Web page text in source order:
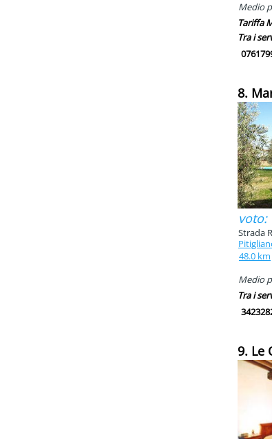
Medio
Tariffa
Tra i
8.
voto:
Strada
48.0 km
Medio
Tra i
9. Le